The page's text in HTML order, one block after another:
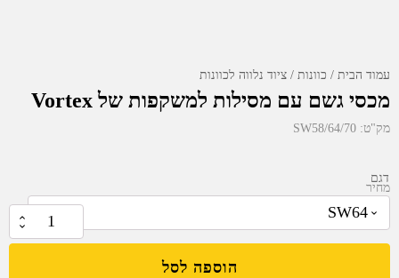
עמוד הבית כוונות ציוד נלווה לכוונות
מכסי גשם עם מסילות למשקפות של Vortex
מק"ט: SW58/64/70
מחיר
₪59.00
דגם
של
הוספה לסל